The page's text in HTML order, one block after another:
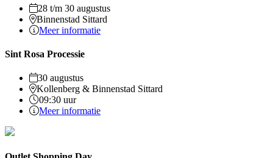
28 t/m 30 augustus
Binnenstad Sittard
Meer informatie
Sint Rosa Processie
30 augustus
Kollenberg & Binnenstad Sittard
09:30 uur
Meer informatie